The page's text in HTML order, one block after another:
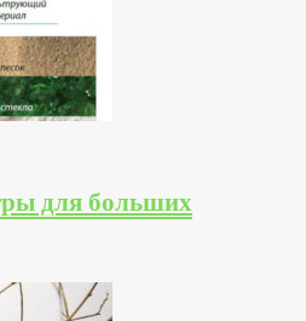
для больших